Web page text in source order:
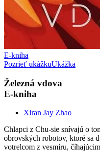
E-kniha
Pozrieť ukážkuUkážka
Železná vdova
E-kniha
Xiran Jay Zhao
Chlapci z Chu-sie snívajú o
obrovských robotov, ktoré sa
votrelcom z vesmíru,